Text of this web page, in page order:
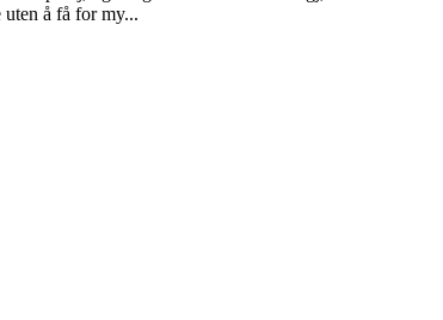
å få for my...